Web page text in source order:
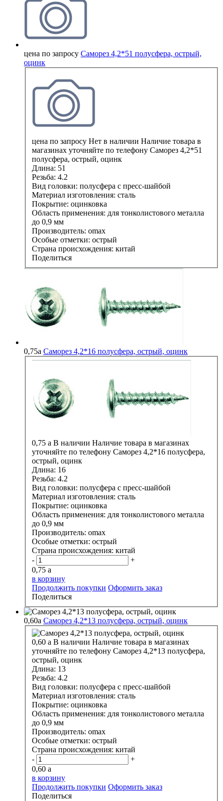
цена по запросу Саморез 4,2*51 полусфера, острый,
оцинк
цена по запросу Нет в наличии Наличие товара в
магазинах уточняйте по телефону Саморез 4,2*51
полусфера, острый, оцинк
Длина: 51
Резьба: 4.2
Вид головки: полусфера с пресс-шайбой
Материал изготовления: сталь
Покрытие: оцинковка
Область применения: для тонколистового металла
до 0,9 мм
Производитель: omax
Особые отметки: острый
Страна происхождения: китай
Поделиться
0,75a Саморез 4,2*16 полусфера, острый, оцинк
0,75 a В наличии Наличие товара в магазинах
уточняйте по телефону Саморез 4,2*16 полусфера,
острый, оцинк
Длина: 16
Резьба: 4.2
Вид головки: полусфера с пресс-шайбой
Материал изготовления: сталь
Покрытие: оцинковка
Область применения: для тонколистового металла
до 0,9 мм
Производитель: omax
Особые отметки: острый
Страна происхождения: китай
-
+
0,75 a
в корзину
Продолжить покупки Оформить заказ
Поделиться
0,60a Саморез 4,2*13 полусфера, острый, оцинк
0,60 a В наличии Наличие товара в магазинах
уточняйте по телефону Саморез 4,2*13 полусфера,
острый, оцинк
Длина: 13
Резьба: 4.2
Вид головки: полусфера с пресс-шайбой
Материал изготовления: сталь
Покрытие: оцинковка
Область применения: для тонколистового металла
до 0,9 мм
Производитель: omax
Особые отметки: острый
Страна происхождения: китай
-
+
0,60 a
в корзину
Продолжить покупки Оформить заказ
Поделиться